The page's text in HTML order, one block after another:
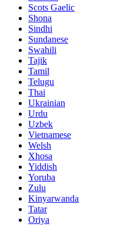
Scots Gaelic
Shona
Sindhi
Sundanese
Swahili
Tajik
Tamil
Telugu
Thai
Ukrainian
Urdu
Uzbek
Vietnamese
Welsh
Xhosa
Yiddish
Yoruba
Zulu
Kinyarwanda
Tatar
Oriya